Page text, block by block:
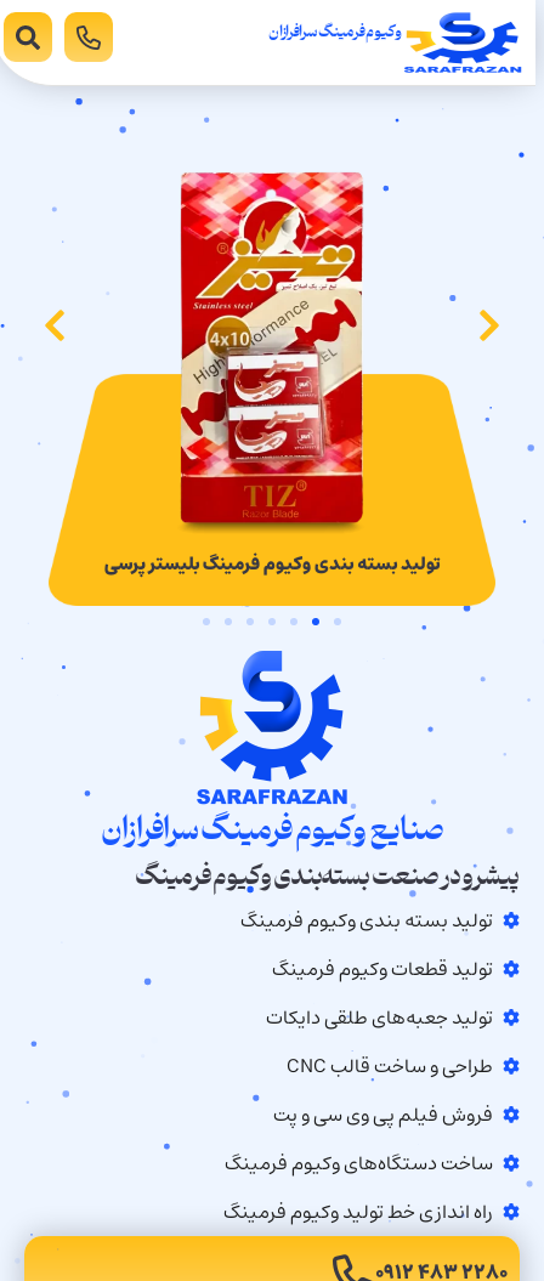
وکیوم فرمینگ سرافرازان
صنایع وکیوم فرمینگ سرافرازان
پیشرو در صنعت بسته‌بندی وکیوم فرمینگ
تولید بسته بندی وکیوم فرمینگ
تولید قطعات وکیوم فرمینگ
تولید جعبه‌های طلقی دایکات
طراحی و ساخت قالب CNC
فروش فیلم پی وی سی و پت
ساخت دستگاه‌های وکیوم فرمینگ
راه اندازی خط تولید وکیوم فرمینگ
۲۲۸۰ ۴۸۳ ۰۹۱۲
تولید بسته بندی وکیوم فرمینگ بلیستر پرسی